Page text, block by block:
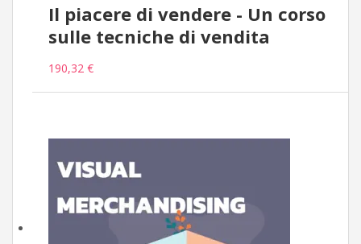
Il piacere di vendere - Un corso
sulle tecniche di vendita
190,32 €